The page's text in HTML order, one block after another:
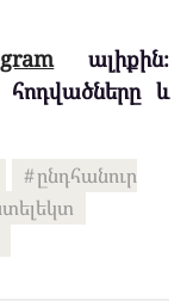
ալիքին։
և
ընդհանուր